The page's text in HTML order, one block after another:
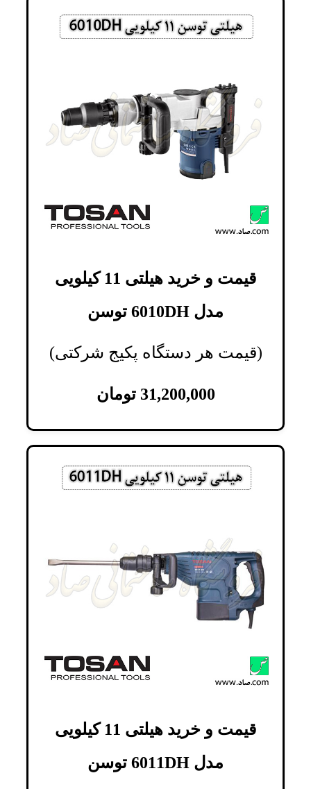
قیمت و خرید هیلتی 11 کیلویی
مدل 6010DH توسن
(قیمت هر دستگاه پکیج شرکتی)
31,200,000 تومان
قیمت و خرید هیلتی 11 کیلویی
مدل 6011DH توسن